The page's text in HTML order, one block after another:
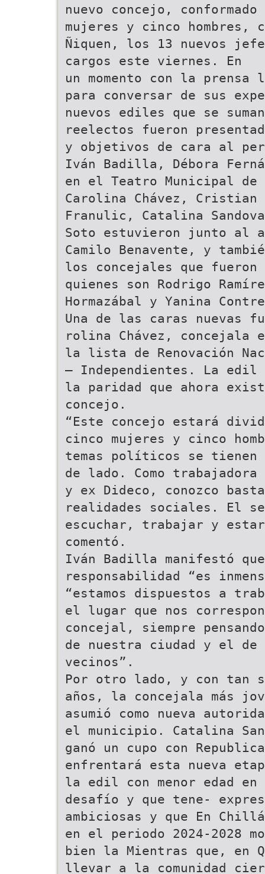
nuevo concejo,
mujeres y cinco hombres,
Ñiquen, los 13 nuevos
cargos este viernes. En
un momento con la prensa
para conversar de sus
nuevos ediles que se
reelectos fueron
y objetivos de cara al
Iván Badilla, Débora
en el Teatro Municipal
Carolina Chávez, Cristian
Franulic, Catalina
Soto estuvieron junto al
Camilo Benavente, y
los concejales que
quienes son Rodrigo
Hormazábal y Yanina
Una de las caras nuevas
rolina Chávez, concejala
la lista de Renovación
– Independientes. La
la paridad que ahora
concejo.
“Este concejo estará
cinco mujeres y cinco
temas políticos se tienen
de lado. Como
y ex Dideco, conozco
realidades sociales. El
escuchar, trabajar y
comentó.
Iván Badilla manifestó
responsabilidad “es
“estamos dispuestos a
el lugar que nos
concejal, siempre
de nuestra ciudad y el de
vecinos”.
Por otro lado, y con tan
años, la concejala más
asumió como nueva
el municipio. Catalina
ganó un cupo con
enfrentará esta nueva
la edil con menor edad
desafío y que tene-
ambiciosas y que En
en el periodo 2024-2028
bien la Mientras que, en
llevar a la comunidad